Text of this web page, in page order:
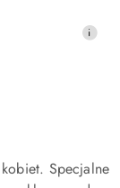
Specjalne